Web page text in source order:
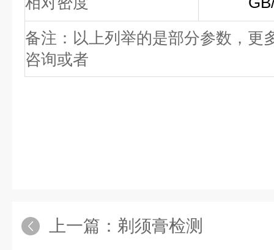
备注：以上列举的是部分参数，更
咨询或者
上一篇： 剃须膏检测